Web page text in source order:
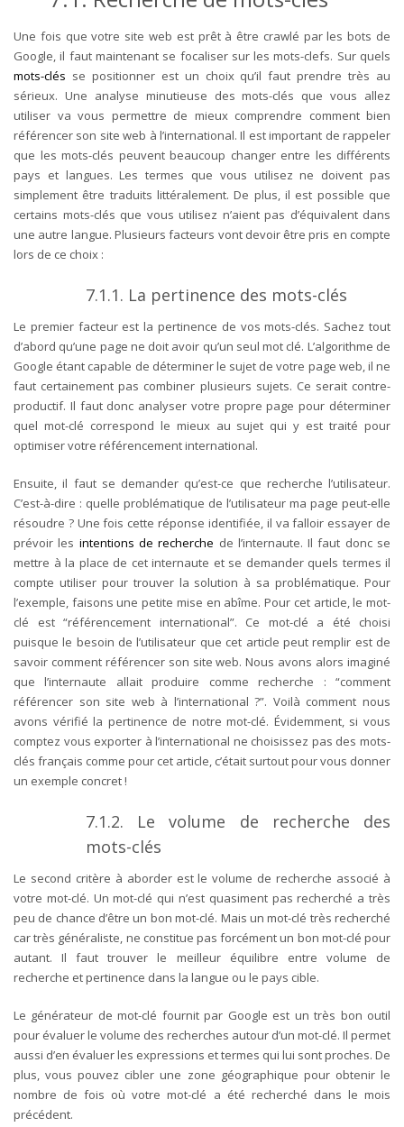
Une fois que votre site web est prêt à être crawlé par les bots de
Google, il faut maintenant se focaliser sur les mots-clefs. Sur quels
mots-clés se positionner est un choix qu’il faut prendre très au
sérieux. Une analyse minutieuse des mots-clés que vous allez
utiliser va vous permettre de mieux comprendre comment bien
référencer son site web à l’international. Il est important de rappeler
que les mots-clés peuvent beaucoup changer entre les différents
pays et langues. Les termes que vous utilisez ne doivent pas
simplement être traduits littéralement. De plus, il est possible que
certains mots-clés que vous utilisez n’aient pas d’équivalent dans
une autre langue. Plusieurs facteurs vont devoir être pris en compte
lors de ce choix :
7.1.1. La pertinence des mots-clés
Le premier facteur est la pertinence de vos mots-clés. Sachez tout
d’abord qu’une page ne doit avoir qu’un seul mot clé. L’algorithme de
Google étant capable de déterminer le sujet de votre page web, il ne
faut certainement pas combiner plusieurs sujets. Ce serait contre-
productif. Il faut donc analyser votre propre page pour déterminer
quel mot-clé correspond le mieux au sujet qui y est traité pour
optimiser votre référencement international.
Ensuite, il faut se demander qu’est-ce que recherche l’utilisateur.
C’est-à-dire : quelle problématique de l’utilisateur ma page peut-elle
résoudre ? Une fois cette réponse identifiée, il va falloir essayer de
prévoir les intentions de recherche de l’internaute. Il faut donc se
mettre à la place de cet internaute et se demander quels termes il
compte utiliser pour trouver la solution à sa problématique. Pour
l’exemple, faisons une petite mise en abîme. Pour cet article, le mot-
clé est “référencement international”. Ce mot-clé a été choisi
puisque le besoin de l’utilisateur que cet article peut remplir est de
savoir comment référencer son site web. Nous avons alors imaginé
que l’internaute allait produire comme recherche : “comment
référencer son site web à l’international ?”. Voilà comment nous
avons vérifié la pertinence de notre mot-clé. Évidemment, si vous
comptez vous exporter à l’international ne choisissez pas des mots-
clés français comme pour cet article, c’était surtout pour vous donner
un exemple concret !
7.1.2. Le volume de recherche des
mots-clés
Le second critère à aborder est le volume de recherche associé à
votre mot-clé. Un mot-clé qui n’est quasiment pas recherché a très
peu de chance d’être un bon mot-clé. Mais un mot-clé très recherché
car très généraliste, ne constitue pas forcément un bon mot-clé pour
autant. Il faut trouver le meilleur équilibre entre volume de
recherche et pertinence dans la langue ou le pays cible.
Le générateur de mot-clé fournit par Google est un très bon outil
pour évaluer le volume des recherches autour d’un mot-clé. Il permet
aussi d’en évaluer les expressions et termes qui lui sont proches. De
plus, vous pouvez cibler une zone géographique pour obtenir le
nombre de fois où votre mot-clé a été recherché dans le mois
précédent.